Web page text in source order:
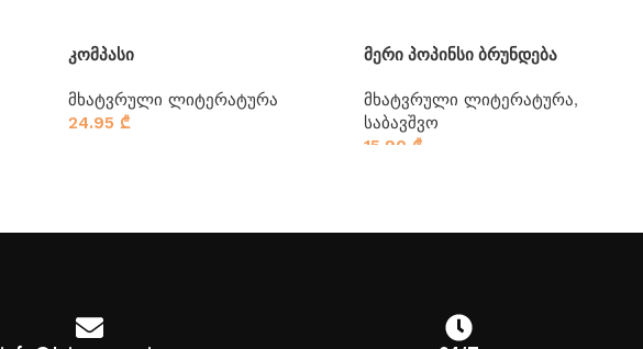
კომპასი
მხატვრული ლიტერატურა
24.95₾
მერი პოპინსი ბრუნდება
მხატვრული ლიტერატურა,
საბავშვო
15.90 ₾